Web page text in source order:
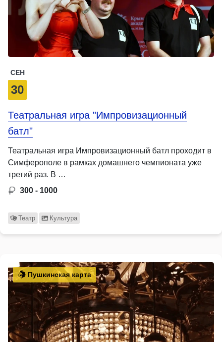
СЕН
30
Театральная игра "Импровизационный
батл"
Театральная игра Импровизационный батл проходит в
Симферополе в рамках домашнего чемпионата уже
третий раз. В …
300 - 1000
Театр Культура
Пушкинская карта